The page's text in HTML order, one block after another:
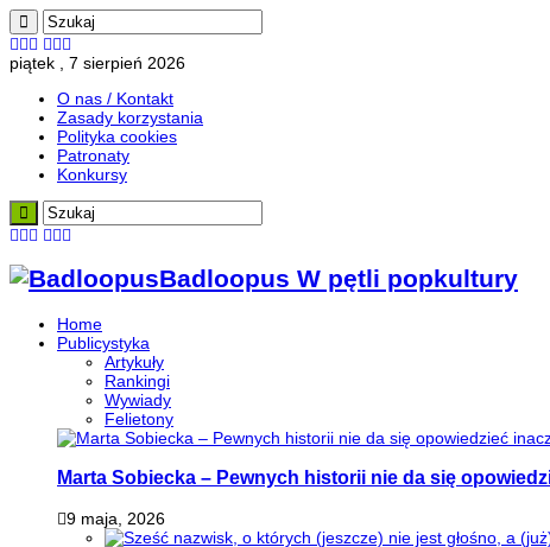
piątek , 7 sierpień 2026
O nas / Kontakt
Zasady korzystania
Polityka cookies
Patronaty
Konkursy
Badloopus W pętli popkultury
Home
Publicystyka
Artykuły
Rankingi
Wywiady
Felietony
Marta Sobiecka – Pewnych historii nie da się
9 maja, 2026